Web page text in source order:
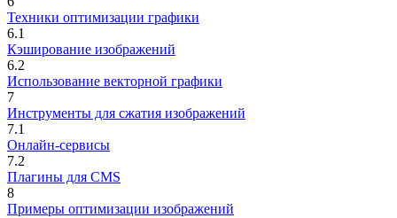
Техники оптимизации графики
6.1
Кэширование изображений
6.2
Использование векторной графики
7
Инструменты для сжатия изображений
7.1
Онлайн-сервисы
7.2
Плагины для CMS
8
Примеры оптимизации изображений